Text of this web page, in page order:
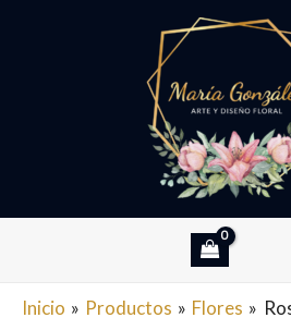
Inicio Productos Flores